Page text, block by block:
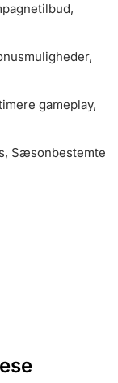
gameplay,
Sæsonbestemte